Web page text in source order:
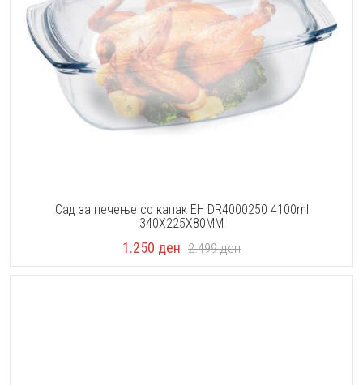
Сад за печење со капак EH DR4000250 4100ml
340X225X80MM
1.250 ден 2.499ден